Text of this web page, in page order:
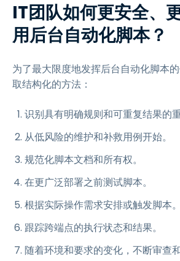
IT团队如何更安全、
用后台自动化脚本？
为了最大限度地发挥后台自动化脚本
取结构化的方法：
识别具有明确规则和可重复结果的重
从低风险的维护和补救用例开始。
规范化脚本文档和所有权。
在更广泛部署之前测试脚本。
根据实际操作需求安排或触发脚本。
跟踪跨端点的执行状态和结果。
随着环境和要求的变化，不断审查